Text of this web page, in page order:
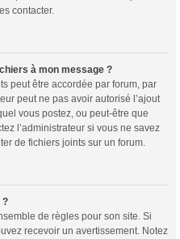
contacter.
à mon message ?
peut être accordée par forum, par
peut ne pas avoir autorisé l’ajout
vous postez, ou peut-être que
l’administrateur si vous ne savez
de fichiers joints sur un forum.
?
de règles pour son site. Si
recevoir un avertissement. Notez